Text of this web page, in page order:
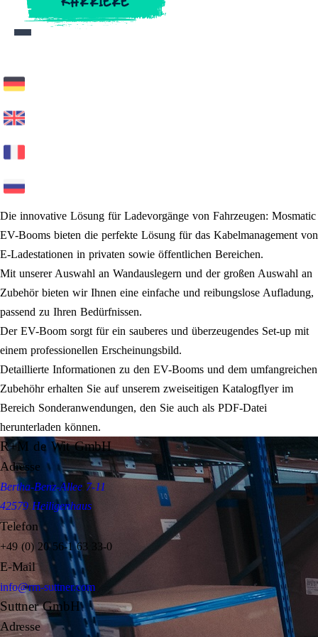
Die innovative Lösung für Ladevorgänge von Fahrzeugen: Mosmatic
EV-Booms bieten die perfekte Lösung für das Kabelmanagement von
E-Ladestationen in privaten sowie öffentlichen Bereichen.
Mit unserer Auswahl an Wandauslegern und der großen Auswahl an
Zubehör bieten wir Ihnen eine einfache und reibungslose Aufladung,
passend zu Ihren Bedürfnissen.
Der EV-Boom sorgt für ein sauberes und überzeugendes Set-up mit
einem professionellen Erscheinungsbild.
Detaillierte Informationen zu den EV-Booms und dem umfangreichen
Zubehöhr erhalten Sie auf unserem zweiseitigen Katalogflyer im
Bereich Sonderanwendungen, den Sie auch als PDF-Datei
herunterladen können.
R+M de Wit GmbH
Adresse
Bertha-Benz-Allee 7-11
42579 Heiligenhaus
Telefon
+49 (0) 20 56-1 63 33-0
E-Mail
info@rm-suttner.com
Suttner GmbH
Adresse